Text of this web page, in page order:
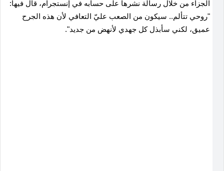
الجزاء من خلال رسالة نشرها على حسابه في إنستجرام، قال فيها:
"روحي تتألم.. سيكون من الصعب عليّ التعافي لأن هذه الجرح
عميق، لكني سأبذل كل جهدي لأنهض من جديد".